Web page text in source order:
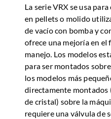
La serie VRX se usa
en pellets o molido
de vacío con bomba y
ofrece una mejoría en
manejo. Los modelos
para ser montados
los modelos más
directamente montados
de cristal) sobre la
requiere una válvula de